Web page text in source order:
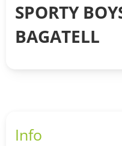
SPORTY
BAGATELL
Info